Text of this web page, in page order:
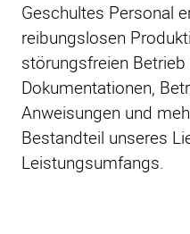
Geschultes Personal
reibungslosen
störungsfreien Betrieb
Dokumentationen,
Anweisungen und
Bestandteil unseres
Leistungsumfangs.